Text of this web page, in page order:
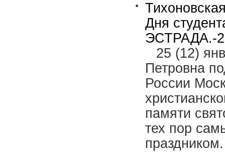
Дня
ЭСТРАДА.-
25 (12)
Петровна
России
памяти
тех пор
праздником.